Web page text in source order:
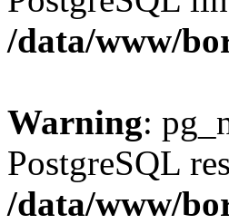
/data/www/
Warning:
PostgreSQL
/data/www/